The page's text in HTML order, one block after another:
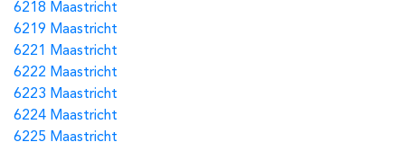
6218 Maastricht
6219 Maastricht
6221 Maastricht
6222 Maastricht
6223 Maastricht
6224 Maastricht
6225 Maastricht